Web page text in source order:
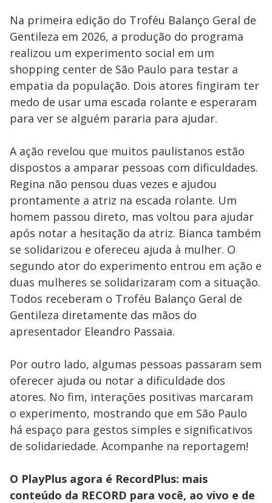
Na primeira edição do Troféu Balanço Geral de
Gentileza em 2026, a produção do programa
realizou um experimento social em um
shopping center de São Paulo para testar a
empatia da população. Dois atores fingiram ter
medo de usar uma escada rolante e esperaram
para ver se alguém pararia para ajudar.
A ação revelou que muitos paulistanos estão
dispostos a amparar pessoas com dificuldades.
Regina não pensou duas vezes e ajudou
prontamente a atriz na escada rolante. Um
homem passou direto, mas voltou para ajudar
após notar a hesitação da atriz. Bianca também
se solidarizou e ofereceu ajuda à mulher. O
segundo ator do experimento entrou em ação e
duas mulheres se solidarizaram com a situação.
Todos receberam o Troféu Balanço Geral de
Gentileza diretamente das mãos do
apresentador Eleandro Passaia.
Por outro lado, algumas pessoas passaram sem
oferecer ajuda ou notar a dificuldade dos
atores. No fim, interações positivas marcaram
o experimento, mostrando que em São Paulo
há espaço para gestos simples e significativos
de solidariedade. Acompanhe na reportagem!
O PlayPlus agora é RecordPlus: mais
conteúdo da RECORD para você, ao vivo e de